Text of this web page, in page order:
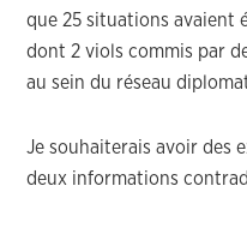
que 25 situations avaient
dont 2 viols commis par
au sein du réseau
Je souhaiterais avoir des
deux informations